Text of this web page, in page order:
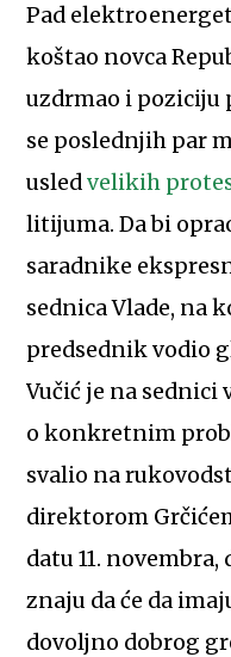
Pad
koštao novca
uzdrmao i poziciju
se poslednjih par
usledvelikih
litijuma. Da bi
saradnike
sednica Vlade, na
predsednik vodio
Vučić je na sednici
o konkretnim
svalio na
direktorom
datu 11.
znaju da će da
dovoljno dobrog